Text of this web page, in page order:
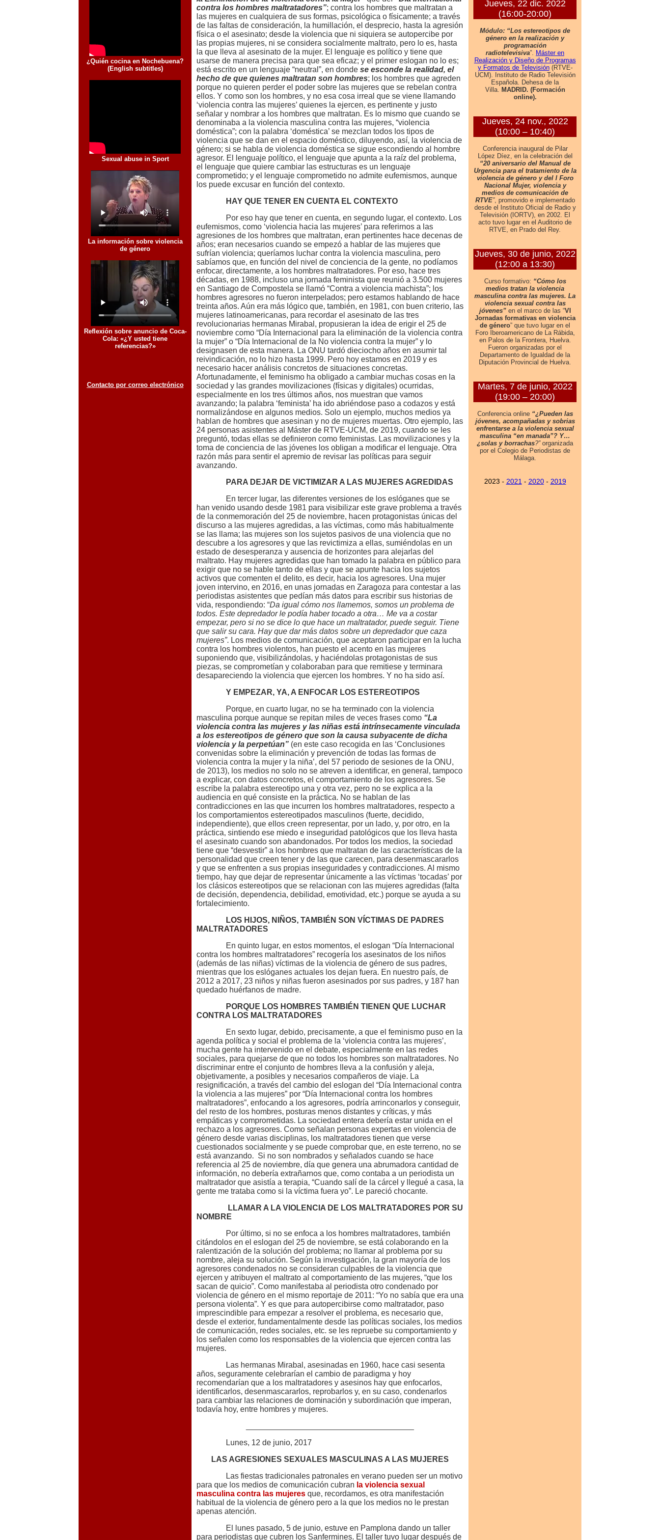
contra los hombres maltratadores”; contra los hombres que maltratan a
las mujeres en cualquiera de sus formas, psicológica o físicamente; a través
de las faltas de consideración, la humillación, el desprecio, hasta la agresión
física o el asesinato; desde la violencia que ni siquiera se autopercibe por
las propias mujeres, ni se considera socialmente maltrato, pero lo es, hasta
la que lleva al asesinato de la mujer. El lenguaje es político y tiene que
usarse de manera precisa para que sea eficaz; y el primer eslogan no lo es;
está escrito en un lenguaje “neutral”, en donde se esconde la realidad, el
hecho de que quienes maltratan son hombres; los hombres que agreden
porque no quieren perder el poder sobre las mujeres que se rebelan contra
ellos. Y como son los hombres, y no esa cosa irreal que se viene llamando
‘violencia contra las mujeres’ quienes la ejercen, es pertinente y justo
señalar y nombrar a los hombres que maltratan. Es lo mismo que cuando se
denominaba a la violencia masculina contra las mujeres, “violencia
doméstica”; con la palabra ‘doméstica’ se mezclan todos los tipos de
violencia que se dan en el espacio doméstico, diluyendo, así, la violencia de
género; si se habla de violencia doméstica se sigue escondiendo al hombre
agresor. El lenguaje político, el lenguaje que apunta a la raíz del problema,
el lenguaje que quiere cambiar las estructuras es un lenguaje
comprometido; y el lenguaje comprometido no admite eufemismos, aunque
los puede excusar en función del contexto.
HAY QUE TENER EN CUENTA EL CONTEXTO
Por eso hay que tener en cuenta, en segundo lugar, el contexto. Los
eufemismos, como ‘violencia hacia las mujeres’ para referirnos a las
agresiones de los hombres que maltratan, eran pertinentes hace decenas de
años; eran necesarios cuando se empezó a hablar de las mujeres que
sufrían violencia; queríamos luchar contra la violencia masculina, pero
sabíamos que, en función del nivel de conciencia de la gente, no podíamos
enfocar, directamente, a los hombres maltratadores. Por eso, hace tres
décadas, en 1988, incluso una jornada feminista que reunió a 3.500 mujeres
en Santiago de Compostela se llamó “Contra a violencia machista”; los
hombres agresores no fueron interpelados; pero estamos hablando de hace
treinta años. Aún era más lógico que, también, en 1981, con buen criterio, las
mujeres latinoamericanas, para recordar el asesinato de las tres
revolucionarias hermanas Mirabal, propusieran la idea de erigir el 25 de
noviembre como “Día Internacional para la eliminación de la violencia contra
la mujer” o “Día Internacional de la No violencia contra la mujer” y lo
designasen de esta manera. La ONU tardó dieciocho años en asumir tal
reivindicación, no lo hizo hasta 1999. Pero hoy estamos en 2019 y es
necesario hacer análisis concretos de situaciones concretas.
Afortunadamente, el feminismo ha obligado a cambiar muchas cosas en la
sociedad y las grandes movilizaciones (físicas y digitales) ocurridas,
especialmente en los tres últimos años, nos muestran que vamos
avanzando; la palabra ‘feminista’ ha ido abriéndose paso a codazos y está
normalizándose en algunos medios. Solo un ejemplo, muchos medios ya
hablan de hombres que asesinan y no de mujeres muertas. Otro ejemplo, las
24 personas asistentes al Máster de RTVE-UCM, de 2019, cuando se les
preguntó, todas ellas se definieron como feministas. Las movilizaciones y la
toma de conciencia de las jóvenes los obligan a modificar el lenguaje. Otra
razón más para sentir el apremio de revisar las políticas para seguir
avanzando.
PARA DEJAR DE VICTIMIZAR A LAS MUJERES AGREDIDAS
En tercer lugar, las diferentes versiones de los eslóganes que se
han venido usando desde 1981 para visibilizar este grave problema a través
de la conmemoración del 25 de noviembre, hacen protagonistas únicas del
discurso a las mujeres agredidas, a las víctimas, como más habitualmente
se las llama; las mujeres son los sujetos pasivos de una violencia que no
descubre a los agresores y que las revictimiza a ellas, sumiéndolas en un
estado de desesperanza y ausencia de horizontes para alejarlas del
maltrato. Hay mujeres agredidas que han tomado la palabra en público para
exigir que no se hable tanto de ellas y que se apunte hacia los sujetos
activos que comenten el delito, es decir, hacia los agresores. Una mujer
joven intervino, en 2016, en unas jornadas en Zaragoza para contestar a las
periodistas asistentes que pedían más datos para escribir sus historias de
vida, respondiendo: “Da igual cómo nos llamemos, somos un problema de
todos. Este depredador le podía haber tocado a otra… Me va a costar
empezar, pero si no se dice lo que hace un maltratador, puede seguir. Tiene
que salir su cara. Hay que dar más datos sobre un depredador que caza
mujeres”. Los medios de comunicación, que aceptaron participar en la lucha
contra los hombres violentos, han puesto el acento en las mujeres
suponiendo que, visibilizándolas, y haciéndolas protagonistas de sus
piezas, se comprometían y colaboraban para que remitiese y terminara
desapareciendo la violencia que ejercen los hombres. Y no ha sido así.
Y EMPEZAR, YA, A ENFOCAR LOS ESTEREOTIPOS
Porque, en cuarto lugar, no se ha terminado con la violencia
masculina porque aunque se repitan miles de veces frases como “La
violencia contra las mujeres y las niñas está intrínsecamente vinculada
a los estereotipos de género que son la causa subyacente de dicha
violencia y la perpetúan” (en este caso recogida en las ‘Conclusiones
convenidas sobre la eliminación y prevención de todas las formas de
violencia contra la mujer y la niña’, del 57 periodo de sesiones de la ONU,
de 2013), los medios no solo no se atreven a identificar, en general, tampoco
a explicar, con datos concretos, el comportamiento de los agresores. Se
escribe la palabra estereotipo una y otra vez, pero no se explica a la
audiencia en qué consiste en la práctica. No se hablan de las
contradicciones en las que incurren los hombres maltratadores, respecto a
los comportamientos estereotipados masculinos (fuerte, decidido,
independiente), que ellos creen representar, por un lado, y, por otro, en la
práctica, sintiendo ese miedo e inseguridad patológicos que los lleva hasta
el asesinato cuando son abandonados. Por todos los medios, la sociedad
tiene que “desvestir” a los hombres que maltratan de las características de la
personalidad que creen tener y de las que carecen, para desenmascararlos
y que se enfrenten a sus propias inseguridades y contradicciones. Al mismo
tiempo, hay que dejar de representar únicamente a las víctimas ‘tocadas’ por
los clásicos estereotipos que se relacionan con las mujeres agredidas (falta
de decisión, dependencia, debilidad, emotividad, etc.) porque se ayuda a su
fortalecimiento.
LOS HIJOS, NIÑOS, TAMBIÉN SON VÍCTIMAS DE PADRES
MALTRATADORES
En quinto lugar, en estos momentos, el eslogan “Día Internacional
contra los hombres maltratadores” recogería los asesinatos de los niños
(además de las niñas) víctimas de la violencia de género de sus padres,
mientras que los eslóganes actuales los dejan fuera. En nuestro país, de
2012 a 2017, 23 niños y niñas fueron asesinados por sus padres, y 187 han
quedado huérfanos de madre.
PORQUE LOS HOMBRES TAMBIÉN TIENEN QUE LUCHAR
CONTRA LOS MALTRATADORES
En sexto lugar, debido, precisamente, a que el feminismo puso en la
agenda política y social el problema de la ‘violencia contra las mujeres’,
mucha gente ha intervenido en el debate, especialmente en las redes
sociales, para quejarse de que no todos los hombres son maltratadores. No
discriminar entre el conjunto de hombres lleva a la confusión y aleja,
objetivamente, a posibles y necesarios compañeros de viaje. La
resignificación, a través del cambio del eslogan del “Día Internacional contra
la violencia a las mujeres” por “Día Internacional contra los hombres
maltratadores”, enfocando a los agresores, podría arrinconarlos y conseguir,
del resto de los hombres, posturas menos distantes y críticas, y más
empáticas y comprometidas. La sociedad entera debería estar unida en el
rechazo a los agresores. Como señalan personas expertas en violencia de
género desde varias disciplinas, los maltratadores tienen que verse
cuestionados socialmente y se puede comprobar que, en este terreno, no se
está avanzando. Si no son nombrados y señalados cuando se hace
referencia al 25 de noviembre, día que genera una abrumadora cantidad de
información, no debería extrañarnos que, como contaba a un periodista un
maltratador que asistía a terapia, “Cuando salí de la cárcel y llegué a casa, la
gente me trataba como si la víctima fuera yo”. Le pareció chocante.
LLAMAR A LA VIOLENCIA DE LOS MALTRATADORES POR SU
NOMBRE
Por último, si no se enfoca a los hombres maltratadores, también
citándolos en el eslogan del 25 de noviembre, se está colaborando en la
ralentización de la solución del problema; no llamar al problema por su
nombre, aleja su solución. Según la investigación, la gran mayoría de los
agresores condenados no se consideran culpables de la violencia que
ejercen y atribuyen el maltrato al comportamiento de las mujeres, “que los
sacan de quicio”. Como manifestaba al periodista otro condenado por
violencia de género en el mismo reportaje de 2011: “Yo no sabía que era una
persona violenta”. Y es que para autopercibirse como maltratador, paso
imprescindible para empezar a resolver el problema, es necesario que,
desde el exterior, fundamentalmente desde las políticas sociales, los medios
de comunicación, redes sociales, etc. se les repruebe su comportamiento y
los señalen como los responsables de la violencia que ejercen contra las
mujeres.
Las hermanas Mirabal, asesinadas en 1960, hace casi sesenta
años, seguramente celebrarían el cambio de paradigma y hoy
recomendarían que a los maltratadores y asesinos hay que enfocarlos,
identificarlos, desenmascararlos, reprobarlos y, en su caso, condenarlos
para cambiar las relaciones de dominación y subordinación que imperan,
todavía hoy, entre hombres y mujeres.
Lunes, 12 de junio, 2017
LAS AGRESIONES SEXUALES MASCULINAS A LAS MUJERES
Las fiestas tradicionales patronales en verano pueden ser un motivo
para que los medios de comunicación cubran la violencia sexual
masculina contra las mujeres que, recordamos, es otra manifestación
habitual de la violencia de género pero a la que los medios no le prestan
apenas atención.
El lunes pasado, 5 de junio, estuve en Pamplona dando un taller
para periodistas que cubren los Sanfermines. El taller tuvo lugar después de